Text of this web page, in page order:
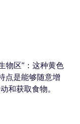
物区”：这种黄色
点是能够随意增
和获取食物。